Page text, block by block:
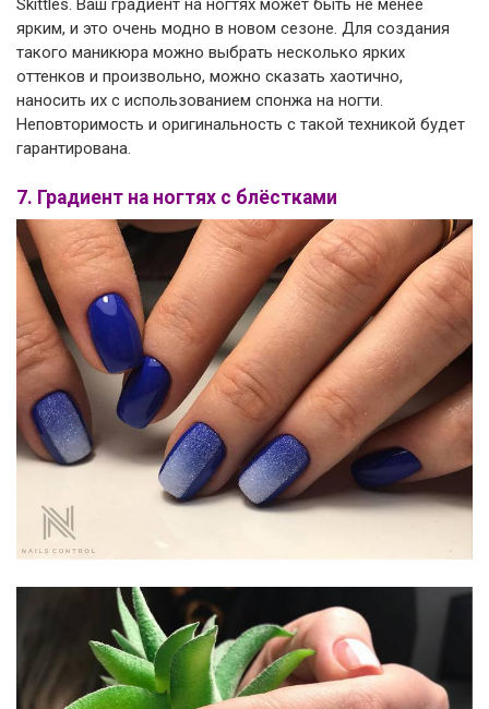
ярким, и это очень модно в новом сезоне. Для создания
такого маникюра можно выбрать несколько ярких
оттенков и произвольно, можно сказать хаотично,
наносить их с использованием спонжа на ногти.
Неповторимость и оригинальность с такой техникой будет
гарантирована.
7. Градиент на ногтях с блёстками